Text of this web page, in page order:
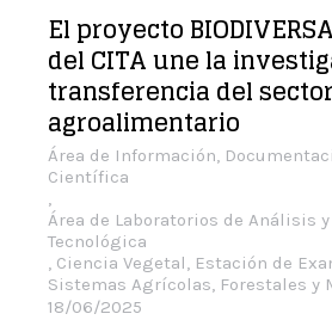
El proyecto
del CITA une la
transferencia del sector
agroalimentario
Área de Información,
Científica
,
Área de Laboratorios de Análisis
Tecnológica
, Ciencia Vegetal, Estación de
Sistemas Agrícolas, Forestales y
18/06/2025